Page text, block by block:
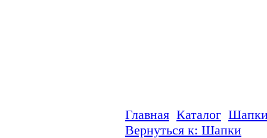
Главная Каталог
Вернуться к: Шапки